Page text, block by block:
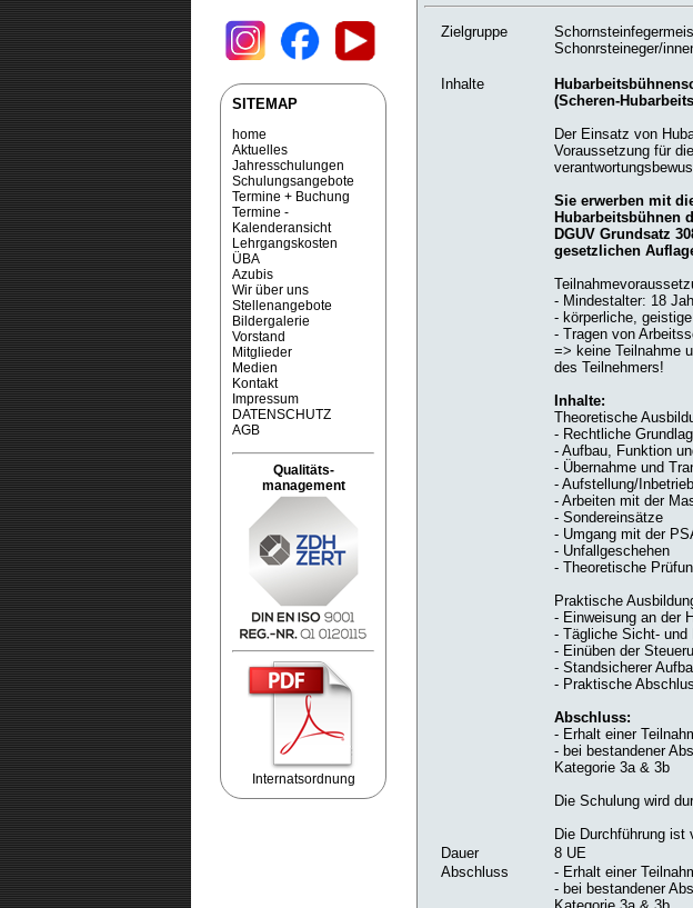
SITEMAP
home
Aktuelles
Jahresschulungen
Schulungsangebote
Termine + Buchung
Termine -
Kalenderansicht
Lehrgangskosten
ÜBA
Azubis
Wir über uns
Stellenangebote
Bildergalerie
Vorstand
Mitglieder
Medien
Kontakt
Impressum
DATENSCHUTZ
AGB
Qualitäts-
management
Internatsordnung
Zielgruppe
Schonrsteineger/
Inhalte
(Scheren-
Der Einsatz von
Voraussetzung für
Sie erwerben mit
Hubarbeitsbühnen
DGUV Grundsatz
gesetzlichen
- Mindestalter: 18
- körperliche,
- Tragen von
=> keine Teilnahme
des Teilnehmers!
Inhalte:
Theoretische
- Rechtliche
- Aufbau, Funktion
- Übernahme und
- Aufstellung/
- Arbeiten mit der
- Sondereinsätze
- Umgang mit der
- Unfallgeschehen
- Theoretische
Praktische
- Einweisung an der
- Tägliche Sicht- und
- Einüben der
- Standsicherer
- Praktische
Abschluss:
- Erhalt einer
- bei bestandener
Kategorie 3a & 3b
Die Schulung wird
Die Durchführung ist
Dauer
8 UE
Abschluss
- Erhalt einer
- bei bestandener